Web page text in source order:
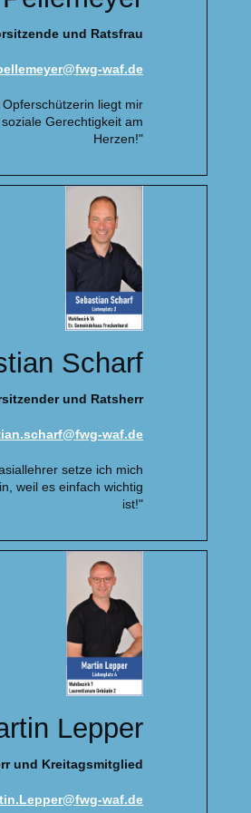
und Ratsfrau
waf.de
liegt mir
Gerechtigkeit am
Herzen!"
Scharf
und Ratsherr
waf.de
setze ich mich
weil es einfach wichtig
ist!"
Lepper
und Kreitagsmitglied
waf.de